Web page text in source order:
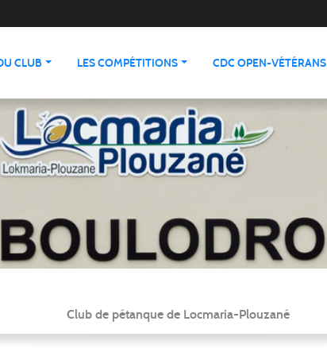
CLUB LES COMPÉTITIONS CDC OPEN-VÉTÉRANS
Club de pétanque de Locmaria-Plouzané